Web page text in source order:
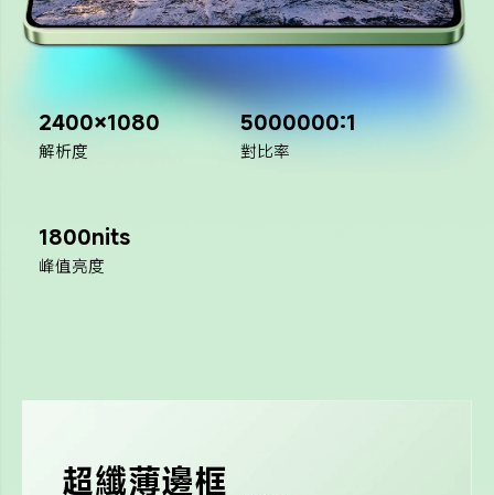
2400×1080
解析度
5000000:1
對比率
1800nits
峰值亮度
超纖薄邊框